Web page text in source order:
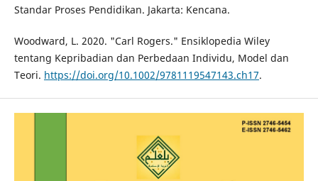
Standar Proses Pendidikan. Jakarta: Kencana.
Woodward, L. 2020. "Carl Rogers." Ensiklopedia Wiley
tentang Kepribadian dan Perbedaan Individu, Model dan
Teori. https://doi.org/10.1002/9781119547143.ch17.